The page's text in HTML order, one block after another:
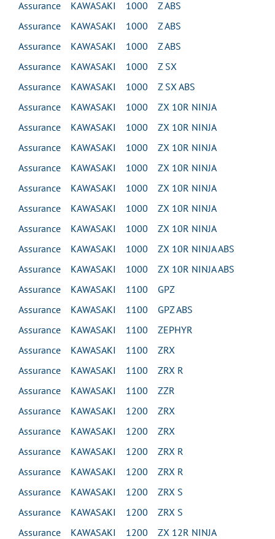
Assurance KAWASAKI 1000 Z ABS
Assurance KAWASAKI 1000 Z ABS
Assurance KAWASAKI 1000 Z ABS
Assurance KAWASAKI 1000 Z SX
Assurance KAWASAKI 1000 Z SX ABS
Assurance KAWASAKI 1000 ZX 10R NINJA
Assurance KAWASAKI 1000 ZX 10R NINJA
Assurance KAWASAKI 1000 ZX 10R NINJA
Assurance KAWASAKI 1000 ZX 10R NINJA
Assurance KAWASAKI 1000 ZX 10R NINJA
Assurance KAWASAKI 1000 ZX 10R NINJA
Assurance KAWASAKI 1000 ZX 10R NINJA
Assurance KAWASAKI 1000 ZX 10R NINJA ABS
Assurance KAWASAKI 1000 ZX 10R NINJA ABS
Assurance KAWASAKI 1100 GPZ
Assurance KAWASAKI 1100 GPZ ABS
Assurance KAWASAKI 1100 ZEPHYR
Assurance KAWASAKI 1100 ZRX
Assurance KAWASAKI 1100 ZRX R
Assurance KAWASAKI 1100 ZZR
Assurance KAWASAKI 1200 ZRX
Assurance KAWASAKI 1200 ZRX
Assurance KAWASAKI 1200 ZRX R
Assurance KAWASAKI 1200 ZRX R
Assurance KAWASAKI 1200 ZRX S
Assurance KAWASAKI 1200 ZRX S
Assurance KAWASAKI 1200 ZX 12R NINJA